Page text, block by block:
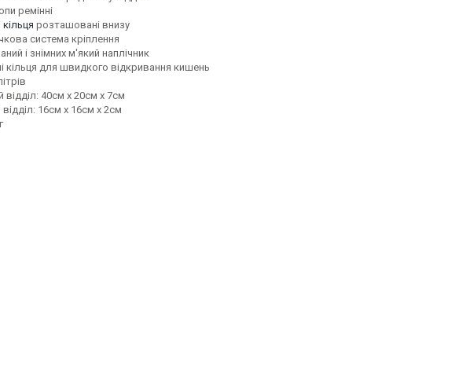
ремінні
кільця розташовані внизу
система кріплення
і знімних м'який наплічник
кільця для швидкого відкривання кишень
відділ: 40см х 20см х 7см
16см х 16см х 2см